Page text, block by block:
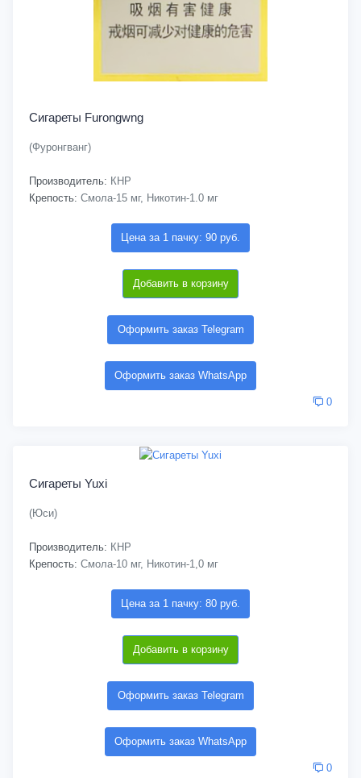
Сигареты Furongwng
(Фуронгванг)
Производитель: КНР
Крепость: Смола-15 мг, Никотин-1.0 мг
Цена за 1 пачку: 90 руб.
Добавить в корзину
Оформить заказ Telegram
Оформить заказ WhatsApp
0
Сигареты Yuxi
(Юси)
Производитель: КНР
Крепость: Смола-10 мг, Никотин-1,0 мг
Цена за 1 пачку: 80 руб.
Добавить в корзину
Оформить заказ Telegram
Оформить заказ WhatsApp
0